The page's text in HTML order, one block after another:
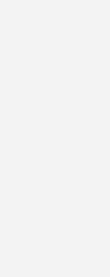
Solar: Mehr
Denn nicht nur innovative
Portfolio, sondern jetzt sogar ein
aus einer Hand aufeinander
Vorteile das hat, erklärt
von Jinko Solar, im